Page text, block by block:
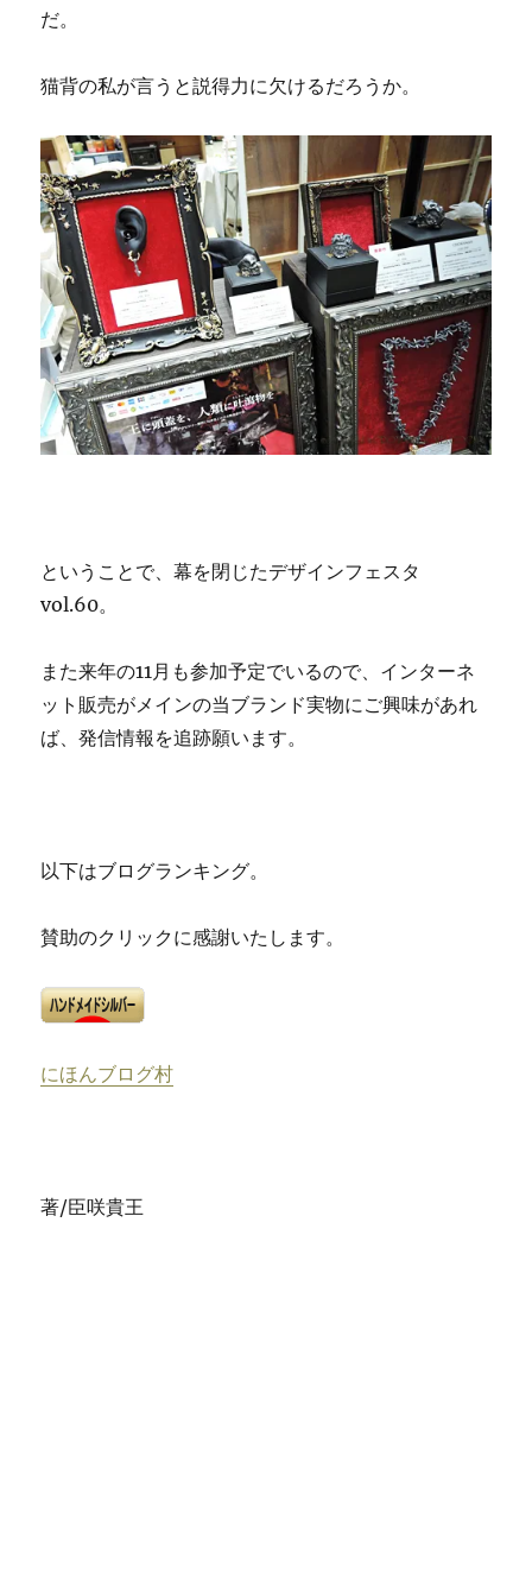
だ。
猫背の私が言うと説得力に欠けるだろうか。
ということで、幕を閉じたデザインフェスタ
vol.60。
また来年の11月も参加予定でいるので、 インターネ
ット販売がメインの当ブランド実物にご興味があれ
ば、発信情報を追跡願います。
以下はブログランキング。
賛助のクリックに感謝いたします。
にほんブログ村
著/臣咲貴王